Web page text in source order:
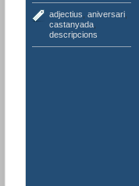
adjectius aniversari,
castanyada,
descripcions